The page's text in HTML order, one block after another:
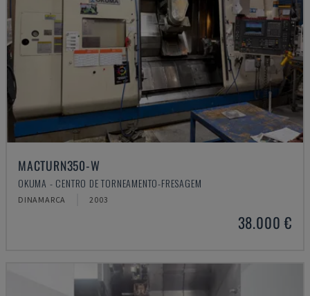
MACTURN350-W
OKUMA - CENTRO DE TORNEAMENTO-FRESAGEM
DINAMARCA 2003
38.000 €